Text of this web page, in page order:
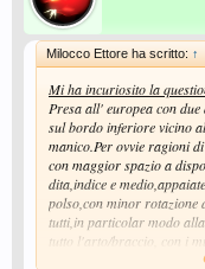
Milocco Ettore ha scritto: ↑
Mi ha incuriosito la
Presa all' europea con
sul bordo inferiore vicino al
manico.Per ovvie ragioni
con maggior spazio a
dita,indice e
polso,con minor rotazione
tutti,in particolar modo
tutto l'arto/braccio, con i